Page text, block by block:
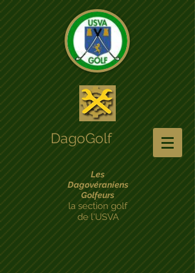
DagoGolf
Les
Dagovéraniens
Golfeurs
la section golf
de l'USVA